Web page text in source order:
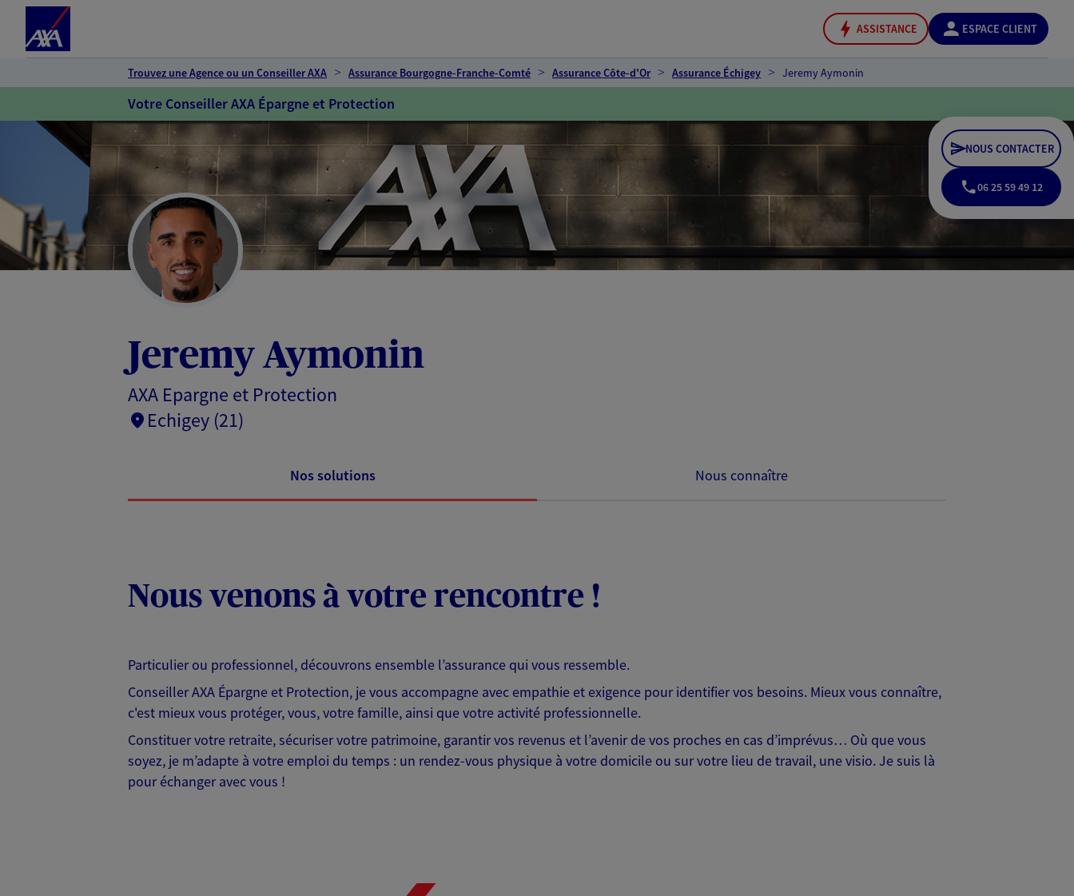
ASSISTANCE ESPACE CLIENT
Trouvez une Agence ou un Conseiller AXA Assurance Bourgogne-Franche-Comté Assurance Côte-d'Or Assurance Échigey Jeremy Aymonin
Votre Conseiller AXA Épargne et Protection
Jeremy Aymonin
AXA Epargne et Protection
Echigey (21)
NOUS CONTACTER
06 25 59 49 12
Nos solutions Nous connaître
Nous venons à votre rencontre !
Particulier ou professionnel, découvrons ensemble l’assurance qui vous ressemble.
Conseiller AXA Épargne et Protection, je vous accompagne avec empathie et exigence pour identifier vos besoins. Mieux vous connaître,
c'est mieux vous protéger, vous, votre famille, ainsi que votre activité professionnelle.
Constituer votre retraite, sécuriser votre patrimoine, garantir vos revenus et l’avenir de vos proches en cas d’imprévus… Où que vous
soyez, je m’adapte à votre emploi du temps : un rendez-vous physique à votre domicile ou sur votre lieu de travail, une visio. Je suis là
pour échanger avec vous !